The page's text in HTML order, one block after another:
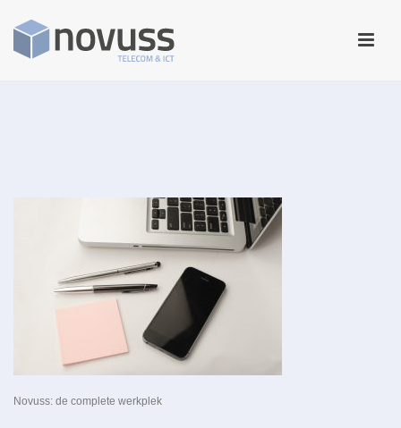
Novuss: de complete werkplek